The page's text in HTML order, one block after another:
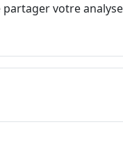
votre